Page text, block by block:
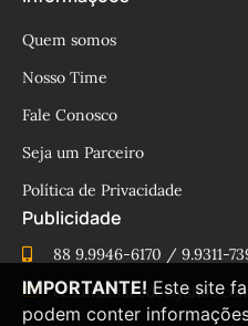
Quem somos
Nosso Time
Fale Conosco
Seja um Parceiro
Política de Privacidade
Publicidade
88 9.9946-6170 / 9.9311-
IMPORTANTE! Este site
podem conter